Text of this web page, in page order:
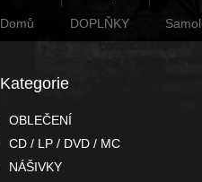
Domů DOPLŇKY
Přeskočit
Kategorie
OBLEČENÍ
CD / LP / DVD / MC
NÁŠIVKY